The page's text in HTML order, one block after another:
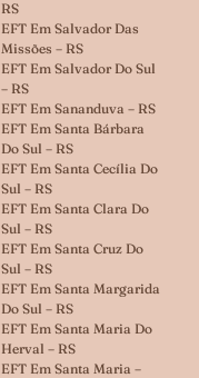
RS
EFT Em Salvador Das
Missões – RS
EFT Em Salvador Do Sul
– RS
EFT Em Sananduva – RS
EFT Em Santa Bárbara
Do Sul – RS
EFT Em Santa Cecília Do
Sul – RS
EFT Em Santa Clara Do
Sul – RS
EFT Em Santa Cruz Do
Sul – RS
EFT Em Santa Margarida
Do Sul – RS
EFT Em Santa Maria Do
Herval – RS
EFT Em Santa Maria –